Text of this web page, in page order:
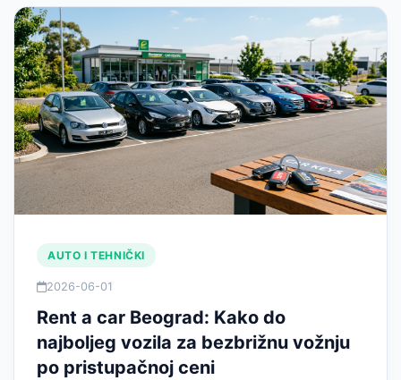
AUTO I TEHNIČKI
2026-06-01
Rent a car Beograd: Kako do
najboljeg vozila za bezbrižnu vožnju
po pristupačnoj ceni